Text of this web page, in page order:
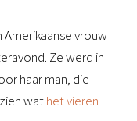
vrouw
Ze werd in
haar man, die
wathet vieren